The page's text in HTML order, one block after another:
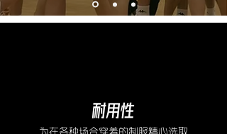
耐用性
为在各种场合穿着的制服精心选取